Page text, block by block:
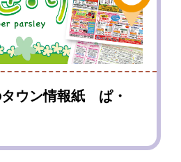
ウン情報紙 ぱ・